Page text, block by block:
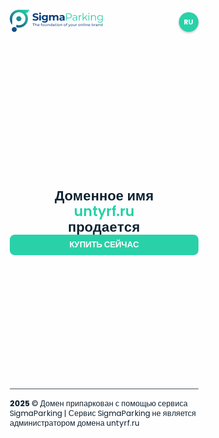
RU
Доменное имя
untyrf.ru
продается
КУПИТЬ СЕЙЧАС
2025 © Домен припаркован с помощью сервиса
SigmaParking | Сервис SigmaParking не является
администратором домена untyrf.ru